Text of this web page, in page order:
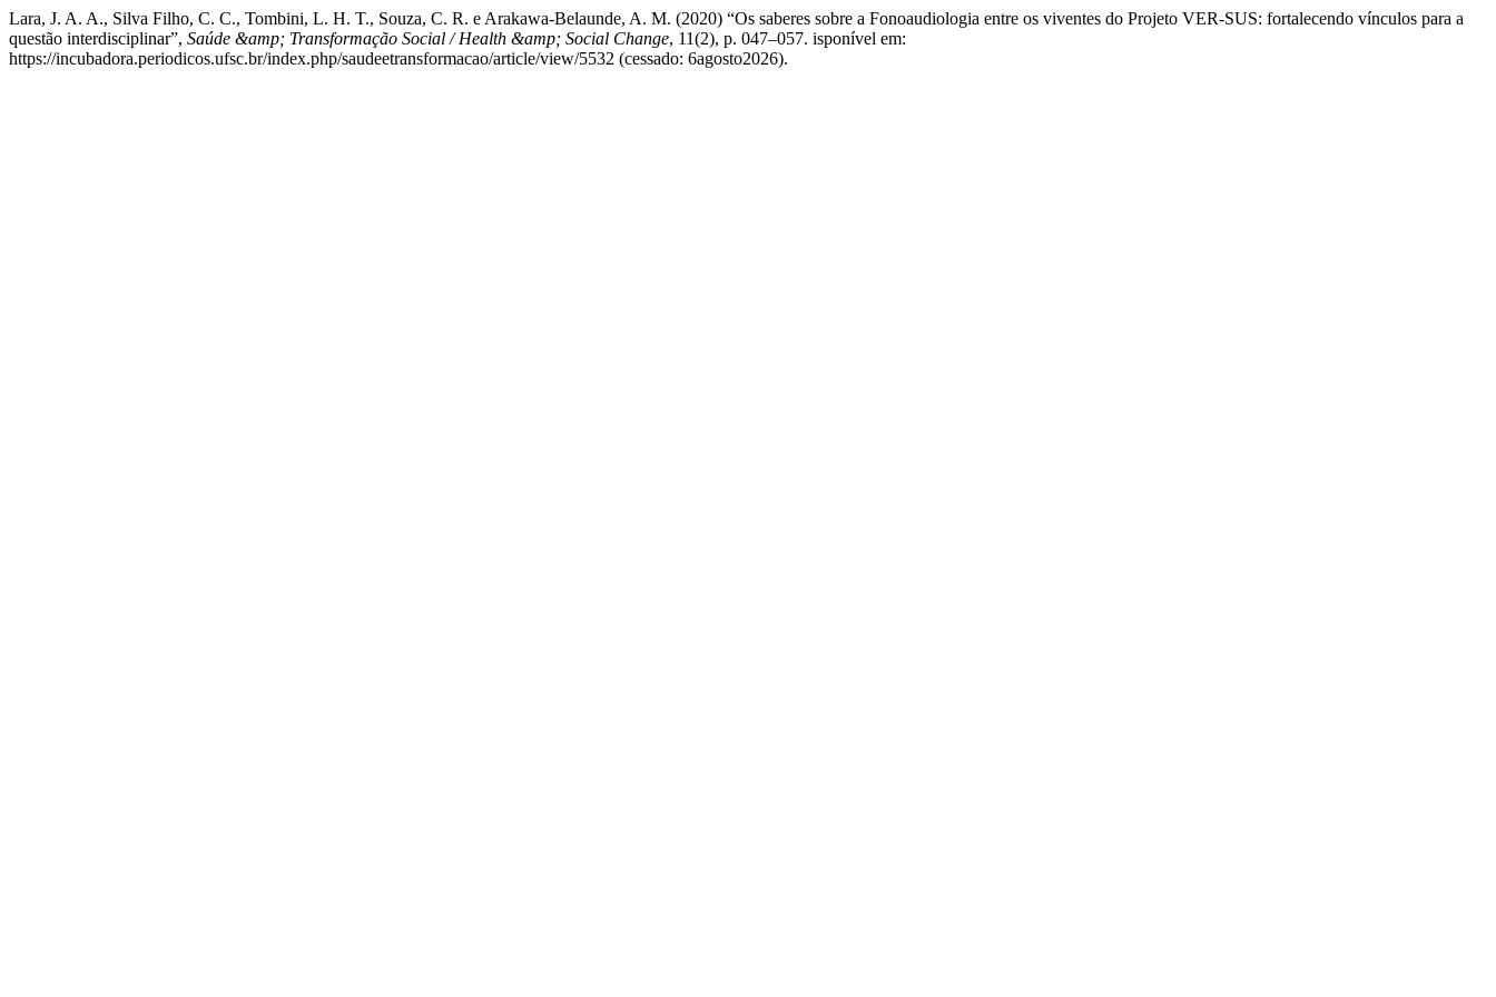
Lara, J. A. A., Silva Filho, C. C., Tombini, L. H. T., Souza, C. R. e Arakawa-Belaunde, A. M. (2020) “Os saberes sobre a Fonoaudiologia entre os viventes do Projeto VER-SUS: fortalecendo vínculos para a
questão interdisciplinar”, Saúde &amp; Transformação Social / Health &amp; Social Change, 11(2), p. 047–057. isponível em:
https://incubadora.periodicos.ufsc.br/index.php/saudeetransformacao/article/view/5532 (cessado: 6agosto2026).